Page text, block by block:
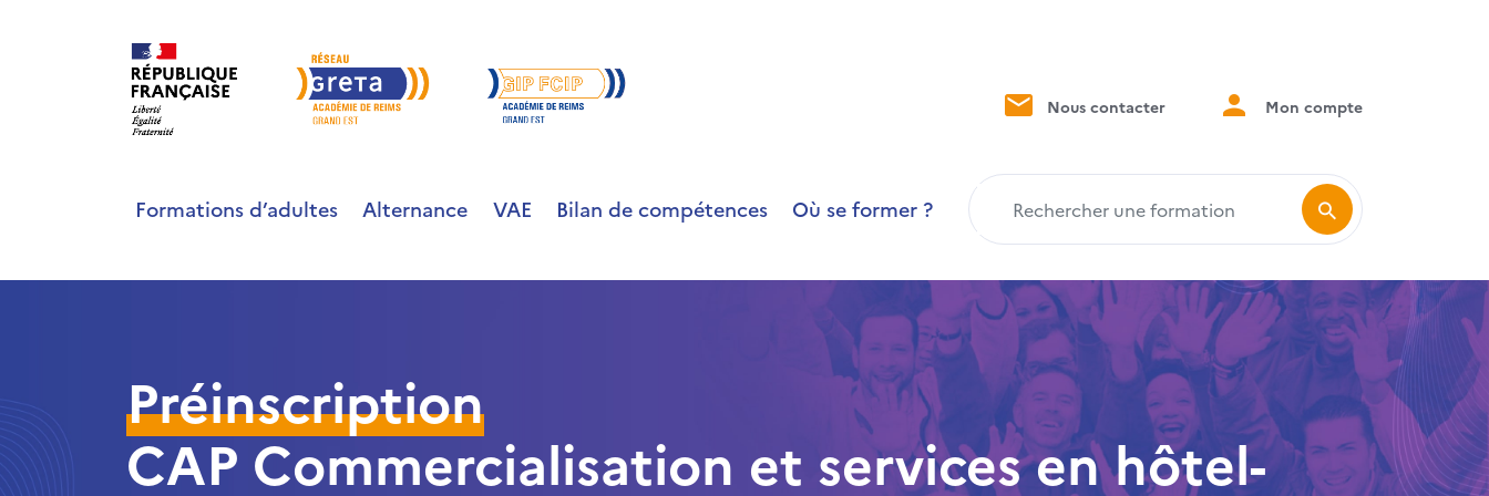
Nous contacter Mon compte
Formations d’adultes Alternance VAE Bilan de compétences Où se former ?
Préinscription
CAP Commercialisation et services en hôtel-